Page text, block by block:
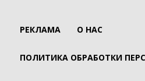
РЕКЛАМА О НАС
ПОЛИТИКА ОБРАБОТКИ